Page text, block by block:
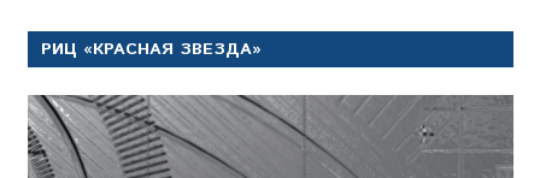
РИЦ «КРАСНАЯ ЗВЕЗДА»